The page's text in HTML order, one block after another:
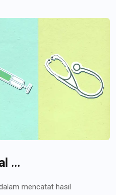
...
mencatat hasil